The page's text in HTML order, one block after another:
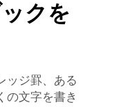
クを
ッジ罫、ある
の文字を書き